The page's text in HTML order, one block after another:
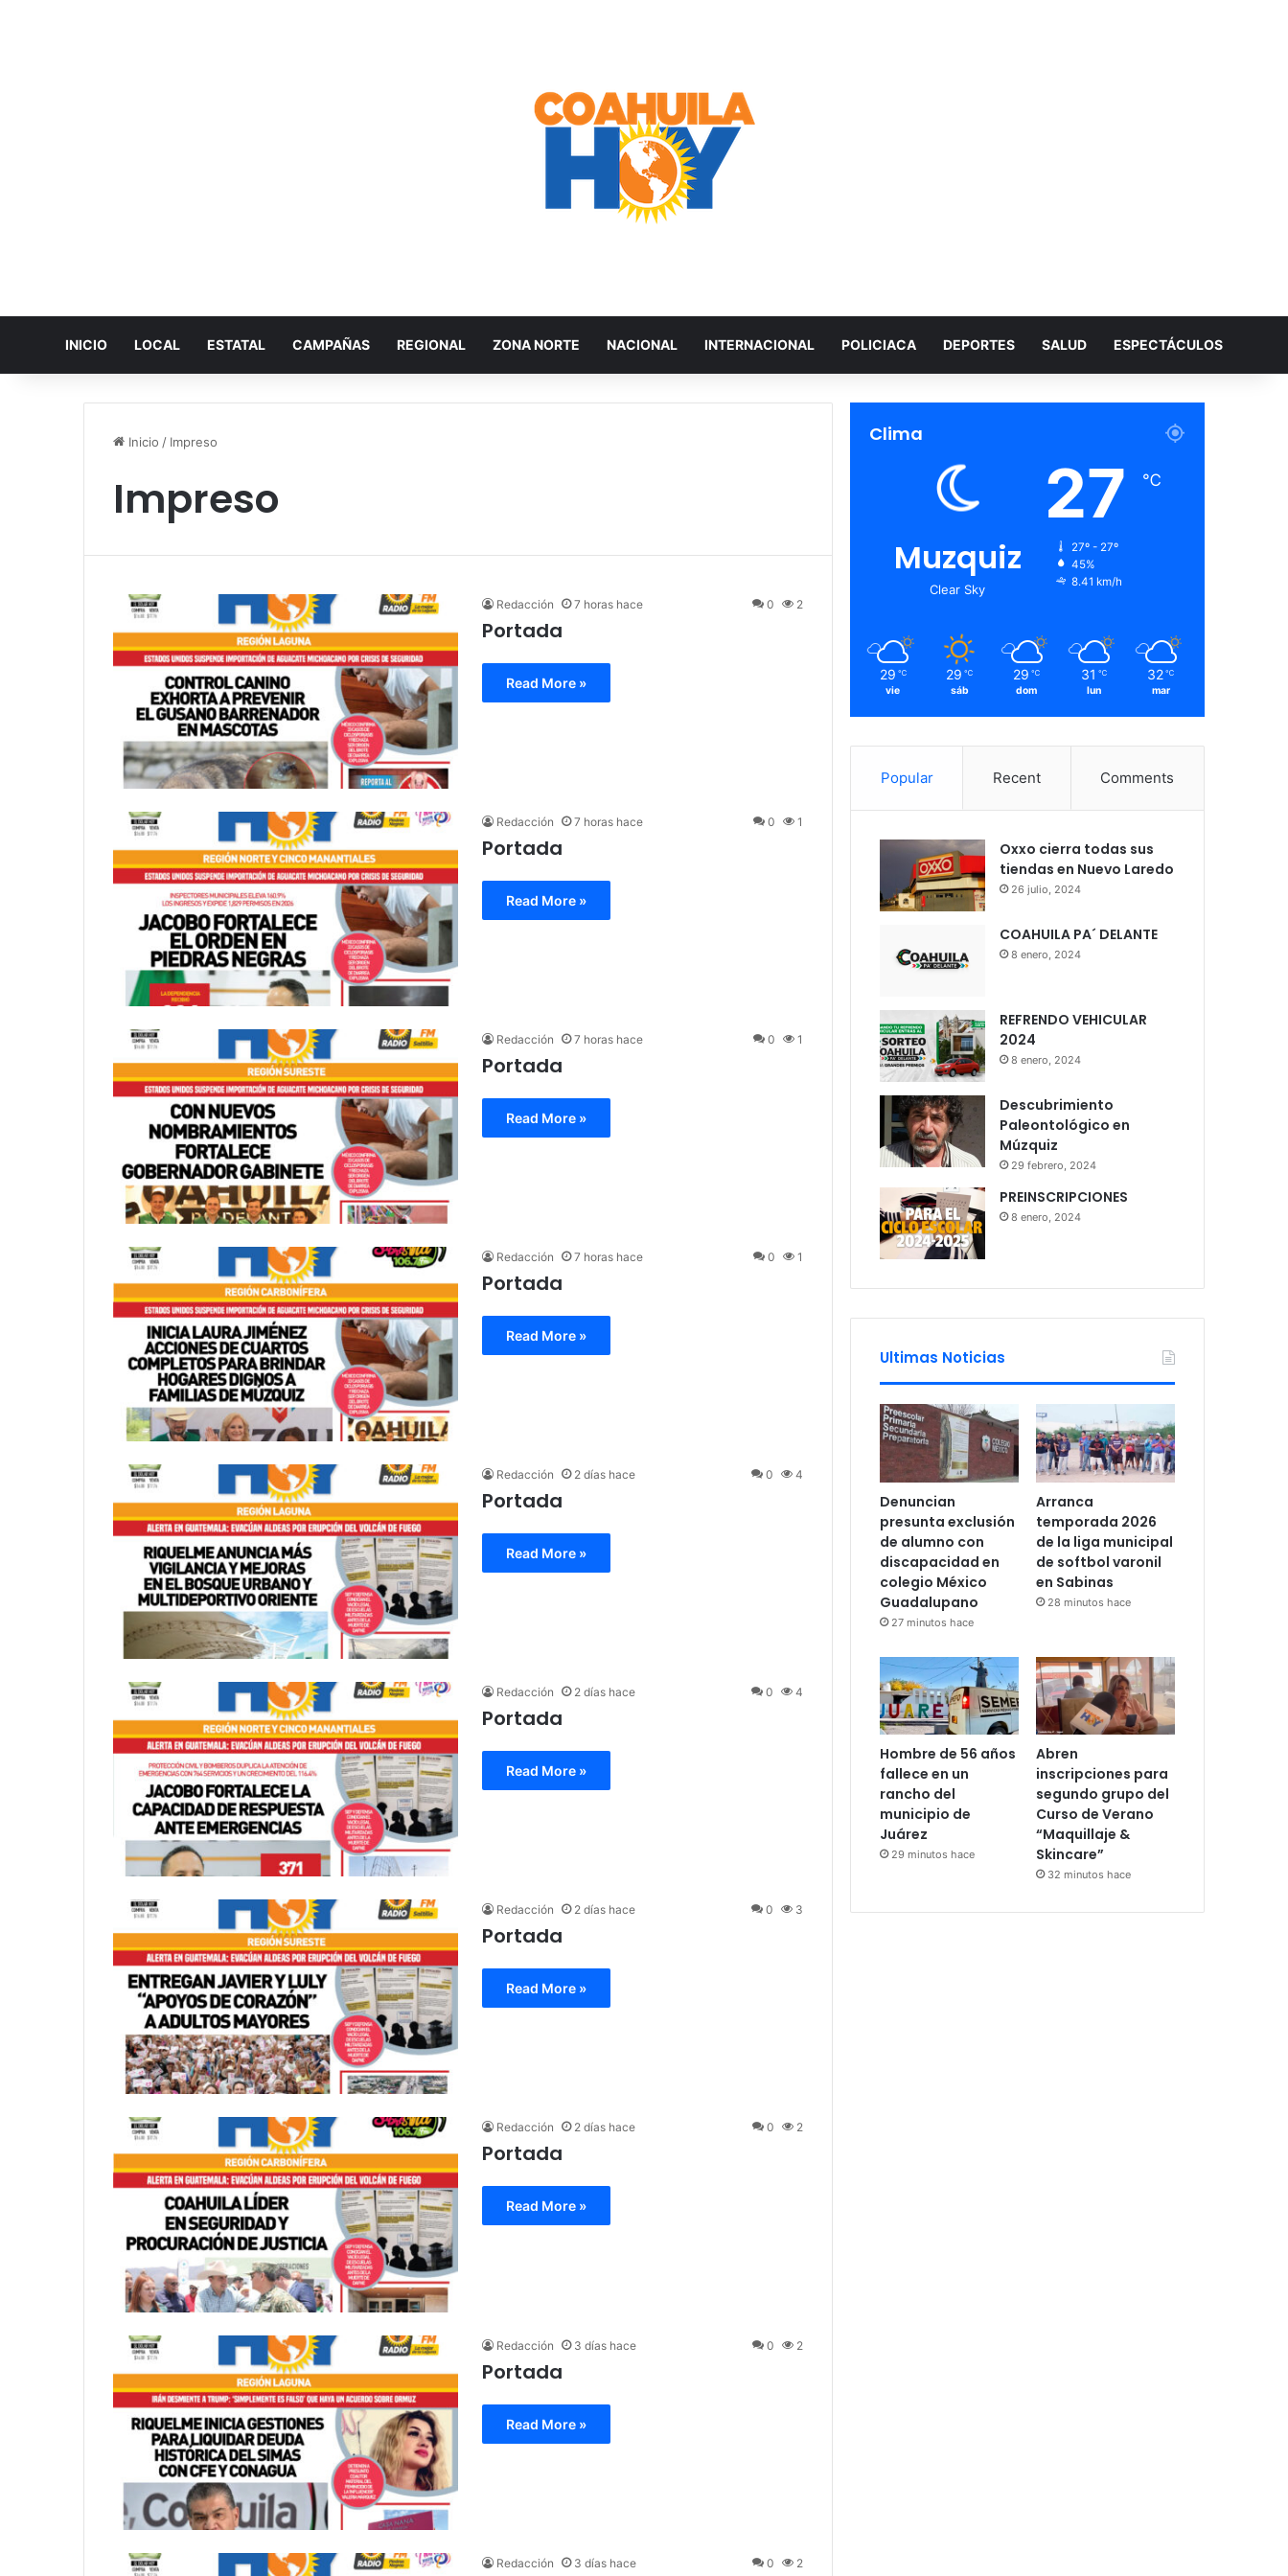
INICIO LOCAL ESTATAL CAMPAÑAS REGIONAL ZONA NORTE NACIONAL INTERNACIONAL POLICIACA DEPORTES SALUD ESPECTÁCULOS
Inicio / Impreso
Impreso
Redacción 7 horas hace 0 2
Portada
Read More »
Redacción 7 horas hace 0 1
Portada
Read More »
Redacción 7 horas hace 0 1
Portada
Read More »
Redacción 7 horas hace 0 1
Portada
Read More »
Redacción 2 días hace 0 4
Portada
Read More »
Redacción 2 días hace 0 4
Portada
Read More »
Redacción 2 días hace 0 3
Portada
Read More »
Redacción 2 días hace 0 2
Portada
Read More »
Redacción 3 días hace 0 2
Portada
Read More »
Redacción 3 días hace 0 2
Clima
Muzquiz
Clear Sky
27 ℃
27º - 27º
45%
8.41 km/h
29 ℃
vie
29 ℃
sáb
29 ℃
dom
31 ℃
lun
32 ℃
mar
Popular Recent Comments
Oxxo cierra todas sus
tiendas en Nuevo Laredo
26 julio, 2024
COAHUILA PA´ DELANTE
8 enero, 2024
REFRENDO VEHICULAR
2024
8 enero, 2024
Descubrimiento
Paleontológico en
Múzquiz
29 febrero, 2024
PREINSCRIPCIONES
8 enero, 2024
Ultimas Noticias
Denuncian
presunta exclusión
de alumno con
discapacidad en
colegio México
Guadalupano
27 minutos hace
Arranca
temporada 2026
de la liga municipal
de softbol varonil
en Sabinas
28 minutos hace
Hombre de 56 años
fallece en un
rancho del
municipio de
Juárez
29 minutos hace
Abren
inscripciones para
segundo grupo del
Curso de Verano
“Maquillaje &
Skincare”
32 minutos hace